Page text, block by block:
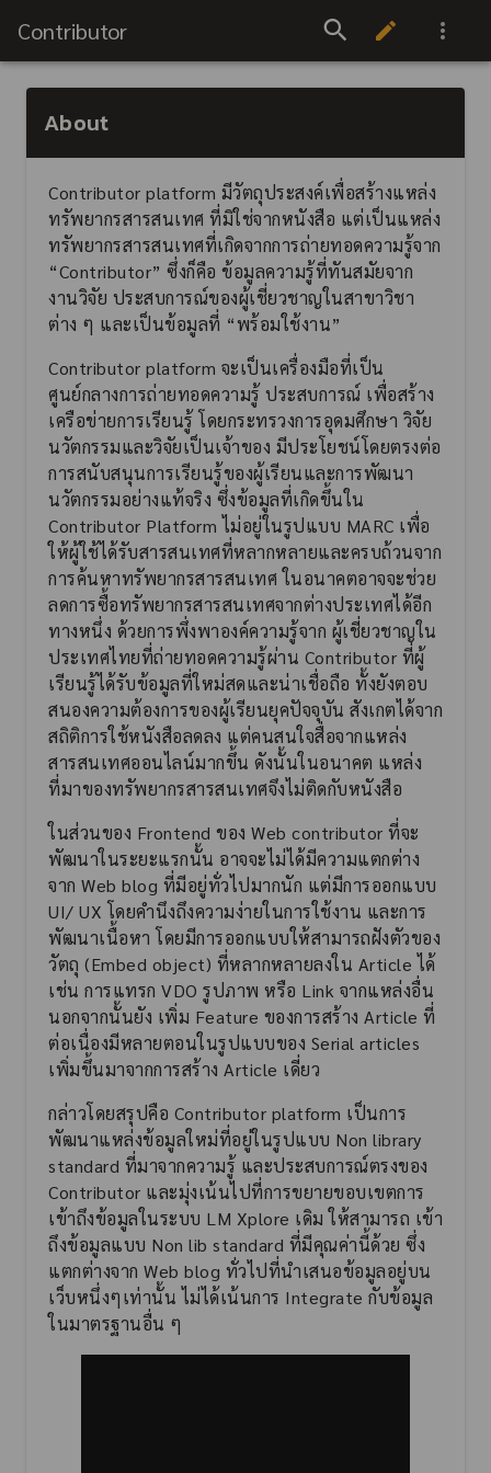
Contributor
About
Contributor platform มีวัตถุประสงค์เพื่อสร้างแหล่ง
ทรัพยากรสารสนเทศ ที่มิใช่จากหนังสือ แต่เป็นแหล่ง
ทรัพยากรสารสนเทศที่เกิดจากการถ่ายทอดความรู้จาก
“Contributor” ซึ่งก็คือ ข้อมูลความรู้ที่ทันสมัยจาก
งานวิจัย ประสบการณ์ของผู้เชี่ยวชาญในสาขาวิชา
ต่าง ๆ และเป็นข้อมูลที่ “พร้อมใช้งาน”
Contributor platform จะเป็นเครื่องมือที่เป็น
ศูนย์กลางการถ่ายทอดความรู้ ประสบการณ์ เพื่อสร้าง
เครือข่ายการเรียนรู้ โดยกระทรวงการอุดมศึกษา วิจัย
นวัตกรรมและวิจัยเป็นเจ้าของ มีประโยชน์โดยตรงต่อ
การสนับสนุนการเรียนรู้ของผู้เรียนและการพัฒนา
นวัตกรรมอย่างแท้จริง ซึ่งข้อมูลที่เกิดขึ้นใน
Contributor Platform ไม่อยู่ในรูปแบบ MARC เพื่อ
ให้ผู้ใช้ได้รับสารสนเทศที่หลากหลายและครบถ้วนจาก
การค้นหาทรัพยากรสารสนเทศ ในอนาคตอาจจะช่วย
ลดการซื้อทรัพยากรสารสนเทศจากต่างประเทศได้อีก
ทางหนึ่ง ด้วยการพึ่งพาองค์ความรู้จาก ผู้เชี่ยวชาญใน
ประเทศไทยที่ถ่ายทอดความรู้ผ่าน Contributor ที่ผู้
เรียนรู้ได้รับข้อมูลที่ใหม่สดและน่าเชื่อถือ ทั้งยังตอบ
สนองความต้องการของผู้เรียนยุคปัจจุบัน สังเกตได้จาก
สถิติการใช้หนังสือลดลง แต่คนสนใจสื่อจากแหล่ง
สารสนเทศออนไลน์มากขึ้น ดังนั้นในอนาคต แหล่ง
ที่มาของทรัพยากรสารสนเทศจึงไม่ติดกับหนังสือ
ในส่วนของ Frontend ของ Web contributor ที่จะ
พัฒนาในระยะแรกนั้น อาจจะไม่ได้มีความแตกต่าง
จาก Web blog ที่มีอยู่ทั่วไปมากนัก แต่มีการออกแบบ
UI/ UX โดยคำนึงถึงความง่ายในการใช้งาน และการ
พัฒนาเนื้อหา โดยมีการออกแบบให้สามารถฝังตัวของ
วัตถุ (Embed object) ที่หลากหลายลงใน Article ได้
เช่น การแทรก VDO รูปภาพ หรือ Link จากแหล่งอื่น
นอกจากนั้นยัง เพิ่ม Feature ของการสร้าง Article ที่
ต่อเนื่องมีหลายตอนในรูปแบบของ Serial articles
เพิ่มขึ้นมาจากการสร้าง Article เดี่ยว
กล่าวโดยสรุปคือ Contributor platform เป็นการ
พัฒนาแหล่งข้อมูลใหม่ที่อยู่ในรูปแบบ Non library
standard ที่มาจากความรู้ และประสบการณ์ตรงของ
Contributor และมุ่งเน้นไปที่การขยายขอบเขตการ
เข้าถึงข้อมูลในระบบ LM Xplore เดิม ให้สามารถ เข้า
ถึงข้อมูลแบบ Non lib standard ที่มีคุณค่านี้ด้วย ซึ่ง
แตกต่างจาก Web blog ทั่วไปที่นำเสนอข้อมูลอยู่บน
เว็บหนึ่งๆเท่านั้น ไม่ได้เน้นการ Integrate กับข้อมูล
ในมาตรฐานอื่น ๆ